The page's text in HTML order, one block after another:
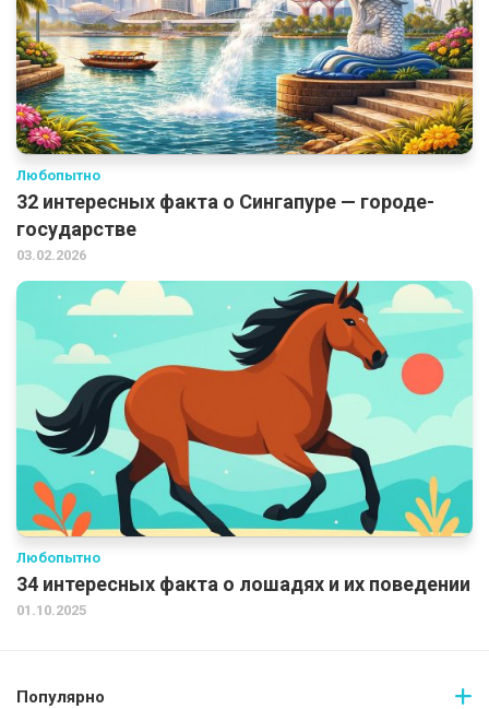
Любопытно
32 интересных факта о Сингапуре — городе-
государстве
03.02.2026
Любопытно
34 интересных факта о лошадях и их поведении
01.10.2025
Популярно